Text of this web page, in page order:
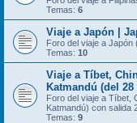
Temas: 6
Viaje a Japón |
Foro del viaje a
Temas: 10
Viaje a Tíbet,
Katmandú (del
Foro del viaje a Tíbet,
Katmandú) con salida
Temas: 9